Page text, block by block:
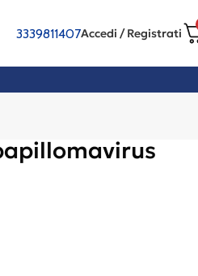
3339811407Accedi / Registrati